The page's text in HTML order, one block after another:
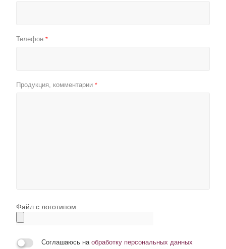
Телефон *
Продукция, комментарии *
Файл с логотипом
Соглашаюсь на обработку персональных данных